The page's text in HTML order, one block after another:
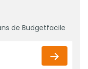
de Budgetfacile